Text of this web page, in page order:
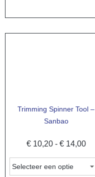
Trimming Spinner Tool –
Sanbao
€10,20 - €14,00